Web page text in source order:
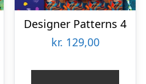
Designer Patterns 4
kr. 129,00